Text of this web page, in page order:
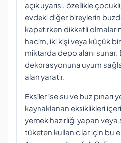
açık uyarısı, özellikle
evdeki diğer bireylerin
kapatırken dikkatli
hacim, iki kişi veya küçük
miktarda depo alanı sunar.
dekorasyonuna uyum
alan yaratır.
Eksiler ise su ve buz pınarı
kaynaklanan eksiklikleri
yemek hazırlığı yapan veya
tüketen kullanıcılar için bu